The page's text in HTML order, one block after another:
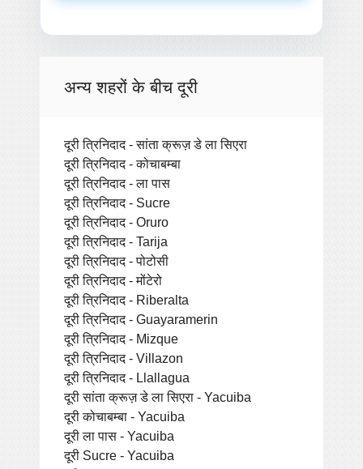
अन्य शहरों के बीच दूरी
दूरी त्रिनिदाद - सांता क्रूज़ डे ला सिएरा
दूरी त्रिनिदाद - कोचाबम्बा
दूरी त्रिनिदाद - ला पास
दूरी त्रिनिदाद - Sucre
दूरी त्रिनिदाद - Oruro
दूरी त्रिनिदाद - Tarija
दूरी त्रिनिदाद - पोटोसी
दूरी त्रिनिदाद - मोंटेरो
दूरी त्रिनिदाद - Riberalta
दूरी त्रिनिदाद - Guayaramerin
दूरी त्रिनिदाद - Mizque
दूरी त्रिनिदाद - Villazon
दूरी त्रिनिदाद - Llallagua
दूरी सांता क्रूज़ डे ला सिएरा - Yacuiba
दूरी कोचाबम्बा - Yacuiba
दूरी ला पास - Yacuiba
दूरी Sucre - Yacuiba